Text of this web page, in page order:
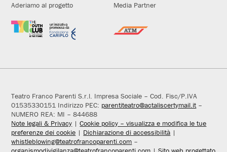
Aderiamo al progetto Media Partner
Teatro Franco Parenti S.r.l. Impresa Sociale – Cod. Fisc/P.IVA
01535330151 Indirizzo PEC: parentiteatro@actaliscertymail.it–
NUMERO REA: MI – 844688
Note legali & Privacy |Cookie policy – visualizza e modifica le tue
preferenze dei cookie | Dichiarazione di accessibilità |
whistleblowing@teatrofrancoparenti.com –